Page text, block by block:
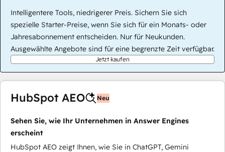
Intelligentere Tools, niedrigerer Preis. Sichern Sie sich
spezielle Starter-Preise, wenn Sie sich für ein Monats- oder
Jahresabonnement entscheiden. Nur für Neukunden.
Ausgewählte Angebote sind für eine begrenzte Zeit verfügbar.
Jetzt kaufen
HubSpot AEO Neu
Sehen Sie, wie Ihr Unternehmen in Answer Engines
erscheint
HubSpot AEO zeigt Ihnen, wie Sie in ChatGPT, Gemini